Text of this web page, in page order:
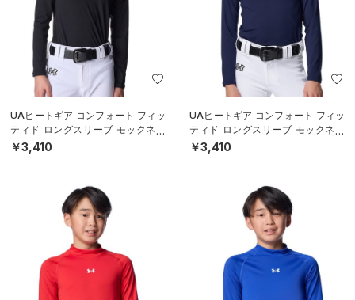
UAヒートギア コンフォート フィッ
ティド ロングスリーブ モックネッ
ク シャツ（ベースボール/BOYS）
￥3,410
UAヒートギア コンフォート フィッ
ティド ロングスリーブ モックネッ
ク シャツ（ベースボール/BOYS）
￥3,410